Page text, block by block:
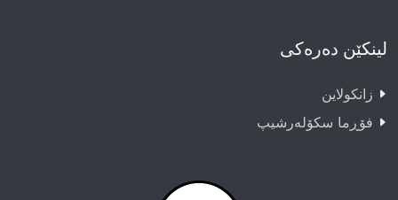
لینکێن دەرەکی
زانکولاین
فۆڕما سکۆلەرشیپ